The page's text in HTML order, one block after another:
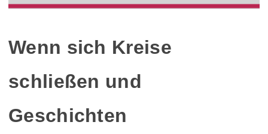
Wenn sich Kreise
schließen und
Geschichten